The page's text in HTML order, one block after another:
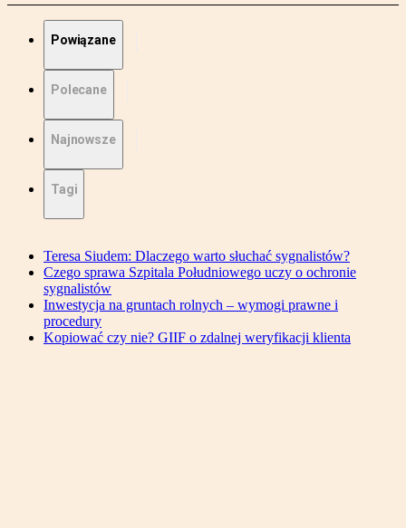
Powiązane
Polecane
Najnowsze
Tagi
Teresa Siudem: Dlaczego warto słuchać sygnalistów?
Czego sprawa Szpitala Południowego uczy o ochronie
sygnalistów
Inwestycja na gruntach rolnych – wymogi prawne i
procedury
Kopiować czy nie? GIIF o zdalnej weryfikacji klienta